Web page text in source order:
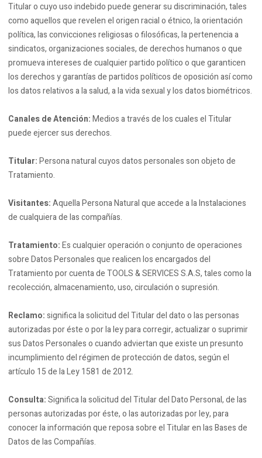
Titular o cuyo uso indebido puede generar su discriminación, tales
como aquellos que revelen el origen racial o étnico, la orientación
política, las convicciones religiosas o filosóficas, la pertenencia a
sindicatos, organizaciones sociales, de derechos humanos o que
promueva intereses de cualquier partido político o que garanticen
los derechos y garantías de partidos políticos de oposición así como
los datos relativos a la salud, a la vida sexual y los datos biométricos.
Canales de Atención:Medios a través de los cuales el Titular
puede ejercer sus derechos.
Titular:Persona natural cuyos datos personales son objeto de
Tratamiento.
Visitantes:Aquella Persona Natural que accede a la Instalaciones
de cualquiera de las compañías.
Tratamiento:Es cualquier operación o conjunto de operaciones
sobre Datos Personales que realicen los encargados del
Tratamiento por cuenta de TOOLS & SERVICES S.A.S, tales como la
recolección, almacenamiento, uso, circulación o supresión.
Reclamo:significa la solicitud del Titular del dato o las personas
autorizadas por éste o por la ley para corregir, actualizar o suprimir
sus Datos Personales o cuando adviertan que existe un presunto
incumplimiento del régimen de protección de datos, según el
artículo 15 de la Ley 1581 de 2012.
Consulta:Significa la solicitud del Titular del Dato Personal, de las
personas autorizadas por éste, o las autorizadas por ley, para
conocer la información que reposa sobre el Titular en las Bases de
Datos de las Compañías.